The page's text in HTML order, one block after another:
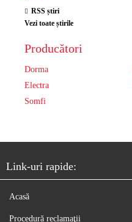
RSS știri
Vezi toate știrile
Producători
Dorma
Electra
Somfi
Link-uri rapide:
Acasă
Procedură reclamaţii